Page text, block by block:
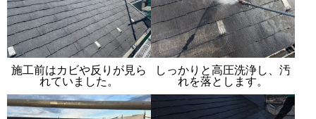
施工前はカビや反りが見ら
れていました。
しっかりと高圧洗浄し、汚
れを落とします。